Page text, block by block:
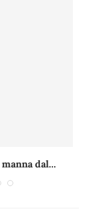
dal...